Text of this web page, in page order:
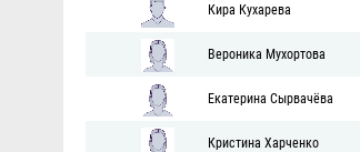
Кира Кухарева
Вероника Мухортова
Екатерина Сырвачёва
Кристина Харченко